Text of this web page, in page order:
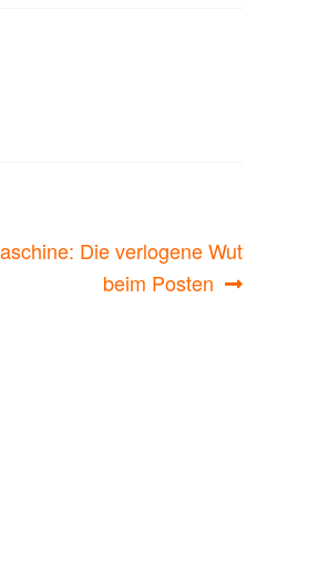
Die verlogene Wut
beim Posten